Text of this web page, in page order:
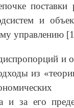
поставки
и
управлению
и
из
и за его